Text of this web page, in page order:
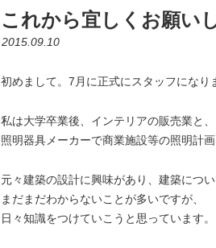
これから宜しくお願い
2015.09.10
初めまして。7月に正式にスタッフになり
私は大学卒業後、インテリアの販売業と、
照明器具メーカーで商業施設等の照明計画
元々建築の設計に興味があり、建築につ
まだまだわからないことが多いですが、
日々知識をつけていこうと思っています。